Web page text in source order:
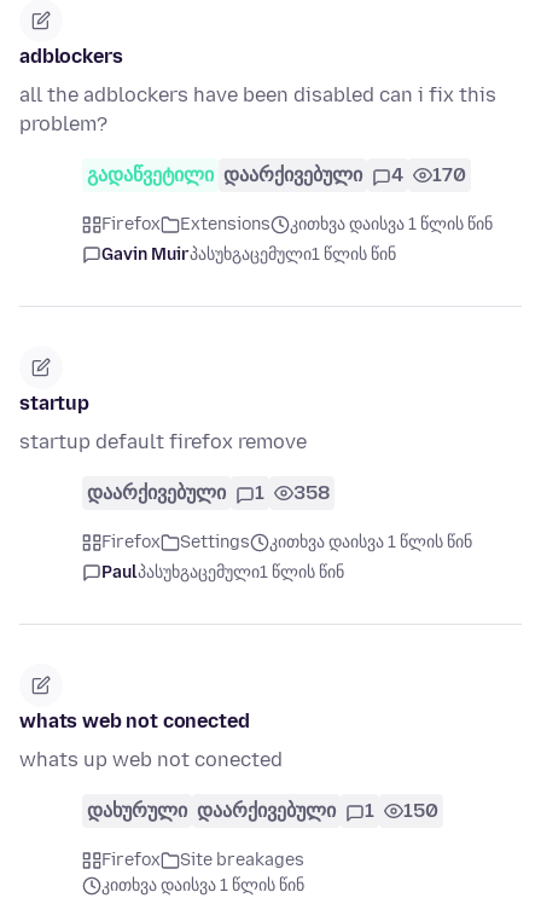
adblockers
all the adblockers have been disabled can i fix this
problem?
გადაწვეტილი დაარქივებული 4 170
Firefox Extensions
კითხვა დაისვა 1 წლის წინ
Gavin Muirპასუხგაცემული1 წლის წინ
startup
startup default firefox remove
დაარქივებული 1 358
Firefox Settings
კითხვა დაისვა 1 წლის წინ
Paulპასუხგაცემული1 წლის წინ
whats web not conected
whats up web not conected
დახურული დაარქივებული 1 150
Firefox
Site breakages
კითხვა დაისვა 1 წლის წინ